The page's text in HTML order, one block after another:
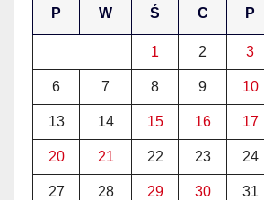
P W Ś C P
1 2 3
6 7 8 9 10
13 14 15 16 17
20 21 22 23 24
27 28 29 30 31